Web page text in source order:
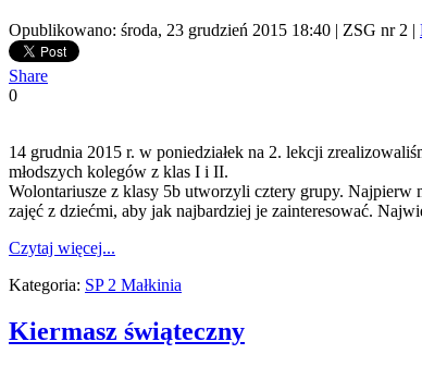
Opublikowano: środa, 23 grudzień 2015 18:40 | ZSG nr 2 |
Share
0
14 grudnia 2015 r. w poniedziałek na 2. lekcji
młodszych kolegów z klas I i II.
Wolontariusze z klasy 5b utworzyli cztery grupy. Najpierw
zajęć z dziećmi, aby jak najbardziej je zainteresować.
Czytaj więcej...
Kategoria: SP 2 Małkinia
Kiermasz świąteczny